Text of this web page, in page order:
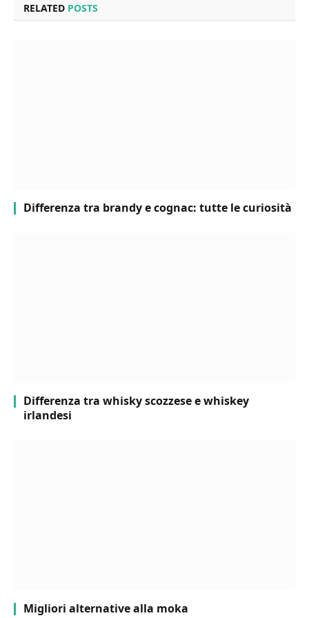
RELATED POSTS
Differenza tra brandy e cognac: tutte le curiosità
Differenza tra whisky scozzese e whiskey
irlandesi
Migliori alternative alla moka